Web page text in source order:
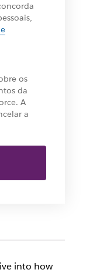
os
da
A
a
into how